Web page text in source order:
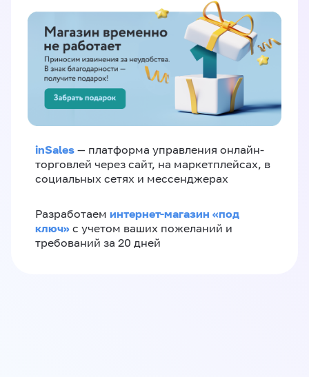
inSales — платформа управления онлайн-
торговлей через сайт, на маркетплейсах, в
социальных сетях и мессенджерах
Разработаем интернет-магазин «‎под
ключ»‎ с учетом ваших пожеланий и
требований за 20 дней